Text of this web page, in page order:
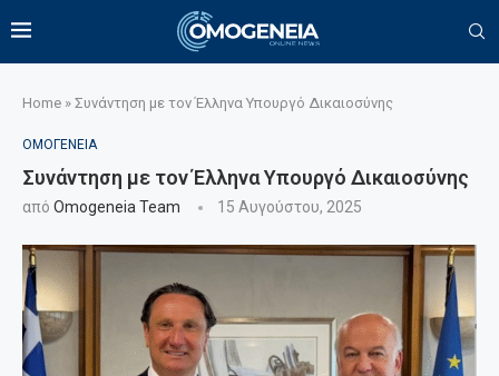
Home » Συνάντηση με τον Έλληνα Υπουργό Δικαιοσύνης
ΟΜΟΓΕΝΕΙΑ
Συνάντηση με τον Έλληνα Υπουργό Δικαιοσύνης
από Omogeneia Team 15 Αυγούστου, 2025